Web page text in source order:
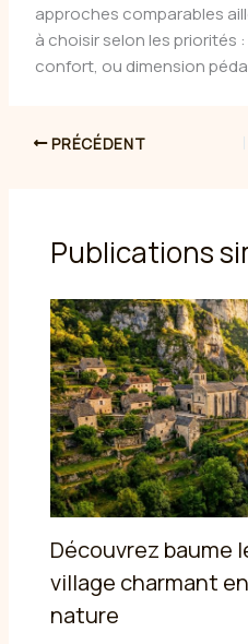
approches comparables
à choisir selon les priorités
confort, ou dimension
PRÉCÉDENT
Publications
Découvrez baume
village charmant
nature